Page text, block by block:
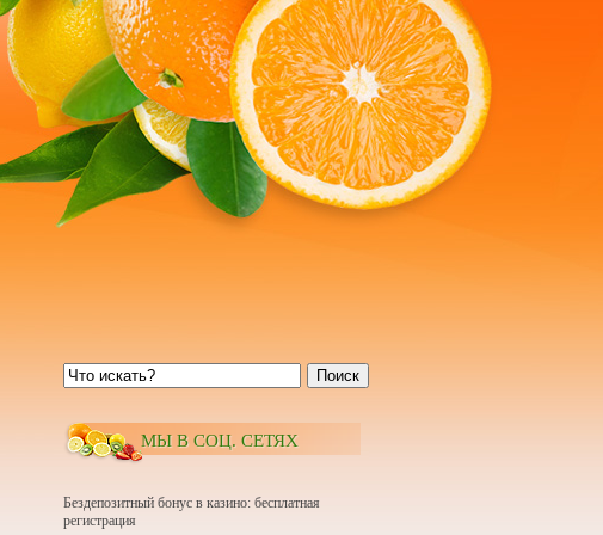
Поиск
МЫ В СОЦ. СЕТЯХ
Бездепозитный бонус в казино: бесплатная
регистрация